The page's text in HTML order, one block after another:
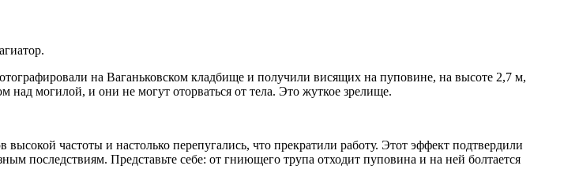
на Ваганьковском кладбище и получили висящих на пуповине, на высоте 2,7 м,
над могилой, и они не могут оторваться от тела. Это жуткое зрелище.
частоты и настолько перепугались, что прекратили работу. Этот эффект подтвердили
последствиям. Представьте себе: от гниющего трупа отходит пуповина и на ней болтается